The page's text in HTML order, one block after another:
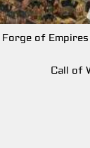
Forge of Empires
Call of